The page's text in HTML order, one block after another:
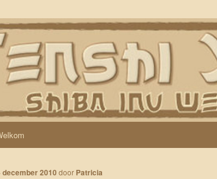
Yoi
onze Shiba’s (Keiko, Rontu, Miyuki, Tatsu en Yumi)
december 2010 door Patricia